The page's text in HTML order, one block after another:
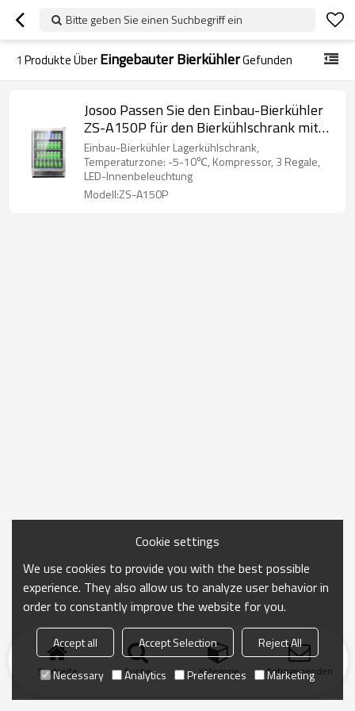
Bitte geben Sie einen Suchbegriff ein
1 Produkte ÜberEingebauter BierkühlerGefunden
Josoo Passen Sie den Einbau-Bierkühler
ZS-A150P für den Bierkühlschrank mit
Glasregal und Edelstahltür an
Einbau-Bierkühler Lagerkühlschrank,
Temperaturzone: -5-10℃, Kompressor, 3 Regale,
LED-Innenbeleuchtung
Modell:ZS-A150P
Startseite Suche Kategorie Anfrage senden
Cookie settings
We use cookies to provide you with the best possible
experience. They also allow us to analyze user behavior in
order to constantly improve the website for you.
Accept all Accept Selection
Reject All
Necessary
Analytics Preferences Marketing